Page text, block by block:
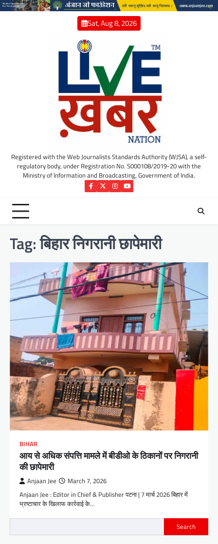
Skip
Sat, Aug 8, 2026
Registered with the Web Journalists Standards Authority (WJSA), a self-
regulatory body, under Registration No. S000108/2019-20 with the
Ministry of Information and Broadcasting, Government of India.
Facebook
TwitterInstagram
YouTube
Tag:बिहार निगरानी छापेमारी
BIHAR
आय से अधिक संपत्ति मामले में बीडीओ के ठिकानों पर निगरानी
की छापेमारी
Anjaan Jee March 7, 2026
Anjaan Jee : Editor in Chief & Publisher पटना | 7 मार्च 2026 बिहार में
भ्रष्टाचार के खिलाफ कार्रवाई के…
Search